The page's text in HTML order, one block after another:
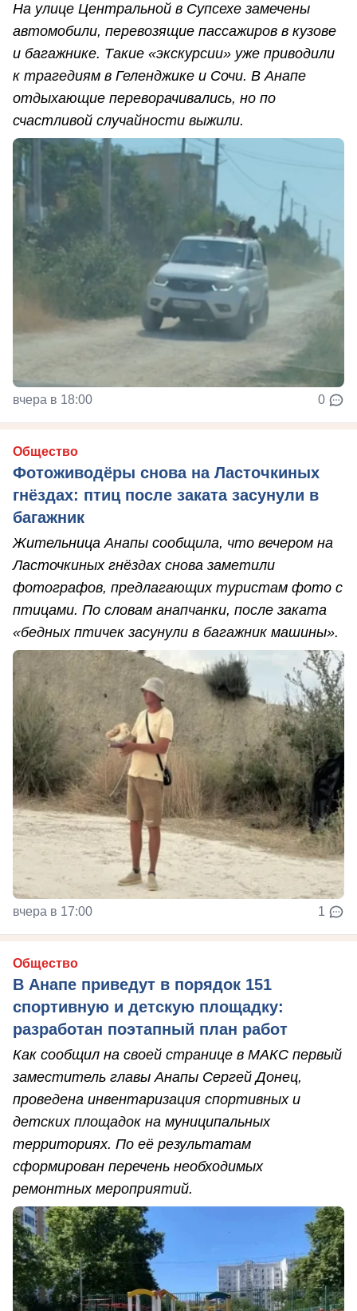
На улице Центральной в Супсехе замечены
автомобили, перевозящие пассажиров в кузове
и багажнике. Такие «экскурсии» уже приводили
к трагедиям в Геленджике и Сочи. В Анапе
отдыхающие переворачивались, но по
счастливой случайности выжили.
вчера в 18:00 0
Общество
Фотоживодёры снова на Ласточкиных
гнёздах: птиц после заката засунули в
багажник
Жительница Анапы сообщила, что вечером на
Ласточкиных гнёздах снова заметили
фотографов, предлагающих туристам фото с
птицами. По словам анапчанки, после заката
«бедных птичек засунули в багажник машины».
вчера в 17:00 1
Общество
В Анапе приведут в порядок 151
спортивную и детскую площадку:
разработан поэтапный план работ
Как сообщил на своей странице в МАКС первый
заместитель главы Анапы Сергей Донец,
проведена инвентаризация спортивных и
детских площадок на муниципальных
территориях. По её результатам
сформирован перечень необходимых
ремонтных мероприятий.